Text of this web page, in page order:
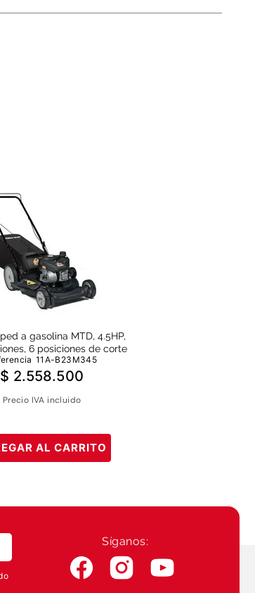
a gasolina MTD, 4.5HP,
6 posiciones de corte
11A-B23M345
$ 2.558.500
Precio IVA incluido
AL CARRITO
Síganos: